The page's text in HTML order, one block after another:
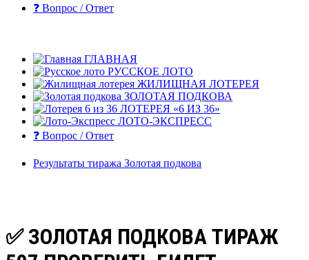
❓ Вопрос / Ответ
ГЛАВНАЯ
РУССКОЕ ЛОТО
ЖИЛИЩНАЯ ЛОТЕРЕЯ
ЗОЛОТАЯ ПОДКОВА
ЛОТЕРЕЯ «6 ИЗ 36»
ЛОТО-ЭКСПРЕСС
❓ Вопрос / Ответ
Результаты тиража Золотая подкова
✅ ЗОЛОТАЯ ПОДКОВА ТИРАЖ